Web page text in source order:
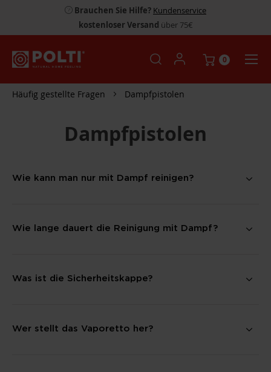
Brauchen Sie Hilfe? Kundenservice
kostenloser Versand über 75€
0
Häufig gestellte Fragen Dampfpistolen
Dampfpistolen
Wie kann man nur mit Dampf reinigen?
Wie lange dauert die Reinigung mit Dampf?
Was ist die Sicherheitskappe?
Wer stellt das Vaporetto her?